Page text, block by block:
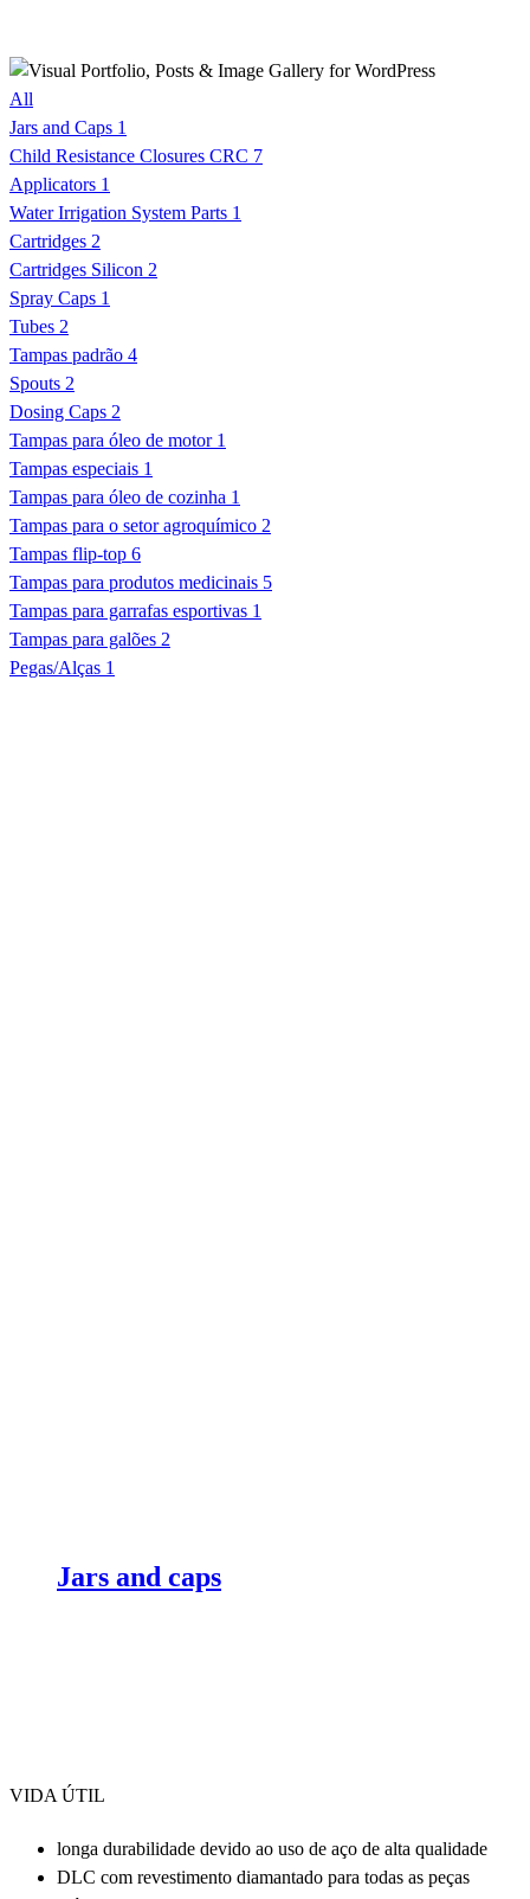
All
Jars and Caps 1
Child Resistance Closures CRC 7
Applicators 1
Water Irrigation System Parts 1
Cartridges 2
Cartridges Silicon 2
Spray Caps 1
Tubes 2
Tampas padrão 4
Spouts 2
Dosing Caps 2
Tampas para óleo de motor 1
Tampas especiais 1
Tampas para óleo de cozinha 1
Tampas para o setor agroquímico 2
Tampas flip-top 6
Tampas para produtos medicinais 5
Tampas para garrafas esportivas 1
Tampas para galões 2
Pegas/Alças 1
Jars and caps
VIDA ÚTIL
longa durabilidade devido ao uso de aço de alta qualidade
DLC com revestimento diamantado para todas as peças